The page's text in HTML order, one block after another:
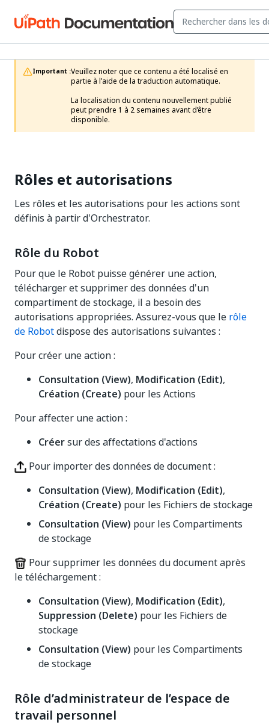
Important :Veuillez noter que ce contenu a été localisé en
partie à l’aide de la traduction automatique.
La localisation du contenu nouvellement publié
peut prendre 1 à 2 semaines avant d’être
disponible.
Rôles et autorisations
Les rôles et les autorisations pour les actions sont
définis à partir d'Orchestrator.
Rôle du Robot
Pour que le Robot puisse générer une action,
télécharger et supprimer des données d'un
compartiment de stockage, il a besoin des
autorisations appropriées. Assurez-vous que le rôle
de Robotdispose des autorisations suivantes :
Pour créer une action :
Consultation (View), Modification (Edit),
Création (Create) pour les Actions
Pour affecter une action :
Créersur des affectations d'actions
Pour importer des données de document :
Consultation (View), Modification (Edit),
Création (Create) pour les Fichiers de stockage
Consultation (View) pour les Compartiments
de stockage
Pour supprimer les données du document après
le téléchargement :
Consultation (View), Modification (Edit),
Suppression (Delete) pour les Fichiers de
stockage
Consultation (View) pour les Compartiments
de stockage
Rôle d’administrateur de l’espace de
travail personnel